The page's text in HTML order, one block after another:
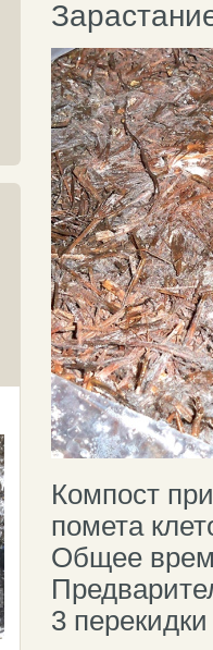
Компост
помета
Общее
3